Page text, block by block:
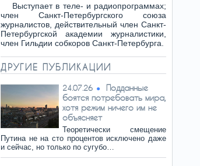
Выступает в теле- и радиопрограммах;
член Санкт-Петербургского союза
журналистов, действительный член Санкт-
Петербургской академии журналистики,
член Гильдии собкоров Санкт-Петербурга.
ДРУГИЕ ПУБЛИКАЦИИ
24.07.26
Подданные
боятся потребовать мира,
хотя режим ничего им не
объясняет
Теоретически смещение
Путина не на сто процентов исключено даже
и сейчас, но только по сугубо…